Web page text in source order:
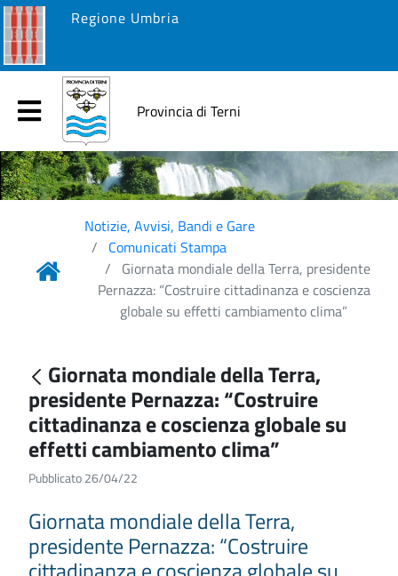
Regione Umbria
Provincia di Terni
Notizie, Avvisi, Bandi e Gare
Comunicati Stampa
Giornata mondiale della Terra, presidente
Pernazza: “Costruire cittadinanza e coscienza
globale su effetti cambiamento clima”
Giornata mondiale della Terra,
presidente Pernazza: “Costruire
cittadinanza e coscienza globale su
effetti cambiamento clima”
Pubblicato 26/04/22
Giornata mondiale della Terra,
presidente Pernazza: “Costruire